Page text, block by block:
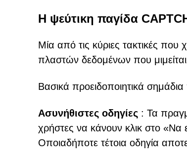
Η ψεύτικη παγίδα
Μία από τις κύριες τακτικές που
πλαστών δεδομένων που
Βασικά προειδοποιητικά
Ασυνήθιστες οδηγίες : Τα
χρήστες να κάνουν κλικ στο «Να
Οποιαδήποτε τέτοια οδηγία